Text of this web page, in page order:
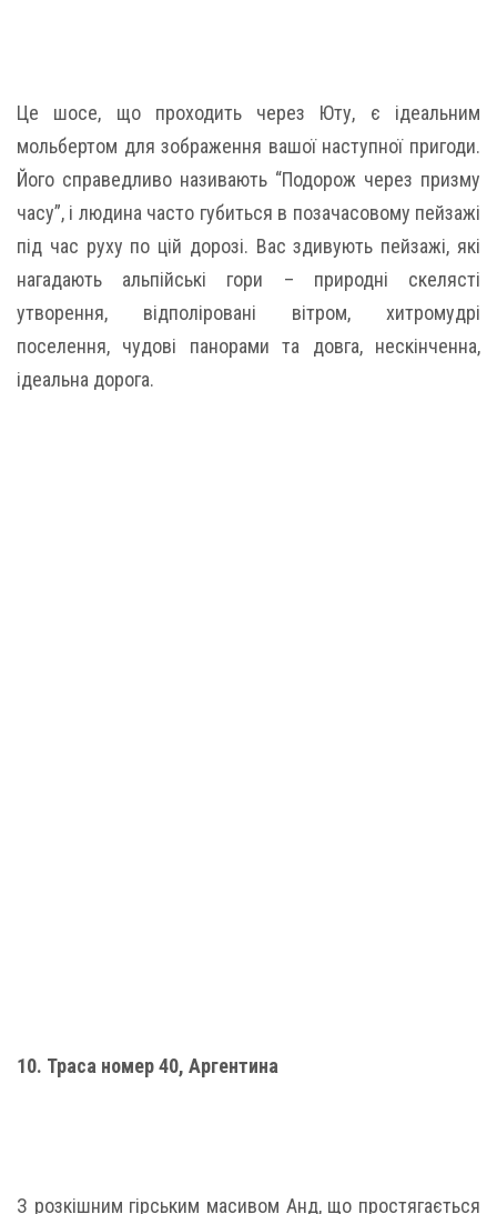
Це шосе, що проходить через Юту, є ідеальним
мольбертом для зображення вашої наступної пригоди.
Його справедливо називають “Подорож через призму
часу”, і людина часто губиться в позачасовому пейзажі
під час руху по цій дорозі. Вас здивують пейзажі, які
нагадають альпійські гори – природні скелясті
утворення, відполірованi вітром, хитромудрі
поселення, чудові панорами та довга, нескінченна,
ідеальна дорога.
10. Траса номер 40, Аргентина
З розкішним гірським масивом Анд, що простягається